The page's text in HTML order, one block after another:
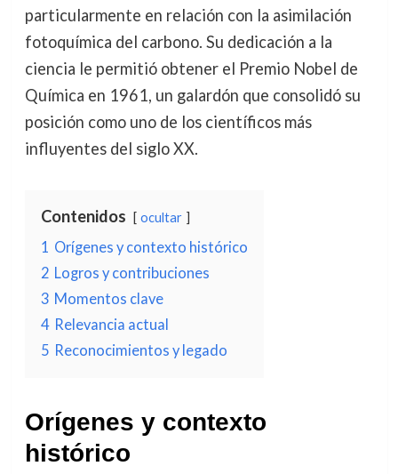
particularmente en relación con la asimilación
fotoquímica del carbono. Su dedicación a la
ciencia le permitió obtener el Premio Nobel de
Química en 1961, un galardón que consolidó su
posición como uno de los científicos más
influyentes del siglo XX.
Contenidos ocultar
1 Orígenes y contexto histórico
2 Logros y contribuciones
3 Momentos clave
4 Relevancia actual
5 Reconocimientos y legado
Orígenes y contexto
histórico